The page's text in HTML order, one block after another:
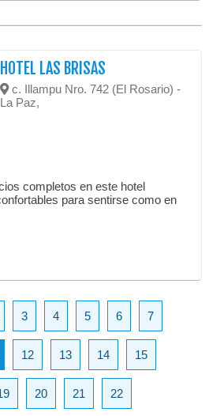
HOTEL LAS BRISAS
c. Illampu Nro. 742 (El Rosario) -
La Paz,
completos en este hotel
para sentirse como en
3 4 5 6 7
12 13 14 15
20 21 22